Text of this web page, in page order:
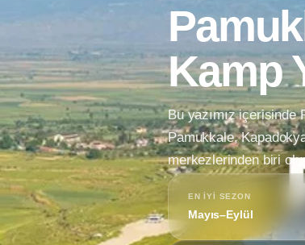
Kamp
Bu yazımız içerisinde
Pamukkale,
merkezlerinden biri
EN IYI SEZON
Mayıs–Eylül